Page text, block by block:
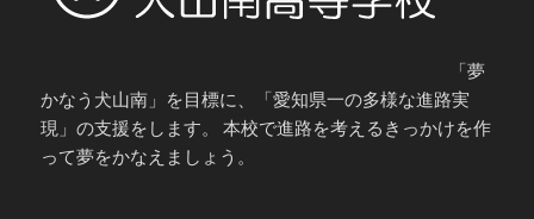
「夢
かなう犬山南」を目標に、「愛知県一の多様な進路実
現」の支援をします。 本校で進路を考えるきっかけを作
って夢をかなえましょう。